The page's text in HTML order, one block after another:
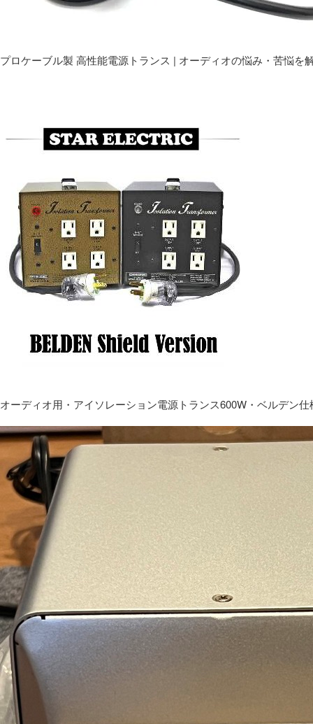
プロケーブル製 高性能電源トランス | オーディオの悩み・苦悩を
オーディオ用・アイソレーション電源トランス600W・ベルデン仕